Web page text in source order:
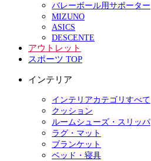
バレーボール用サポーター
MIZUNO
ASICS
DESCENTE
アウトレット
スポーツ TOP
インテリア
インテリアカテゴリすべて
クッション
ルームシューズ・スリッパ
ラグ・マット
ブランケット
ベッド・寝具